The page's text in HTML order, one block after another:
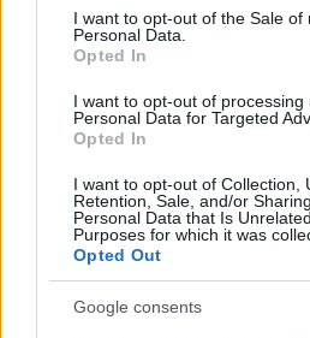
consent section.
I want to opt-out of the Sale of
Personal Data.
Opted In
I want to opt-out of processing
Personal Data for Targeted
Opted In
I want to opt-out of Collection,
Retention, Sale, and/or
Personal Data that Is
Purposes for which it was
Opted Out
Google consents
Az összesen 492 személyt
szerződéssel foglalkoztató
városa és Lazio tartomány
szakszervezetek szerint
folyósításával már 2011 óta
opera már ötmillió eurós
felvetődött, hogy az anyagi
színházat kormánybiztosra
kulturális tárca cáfolta.